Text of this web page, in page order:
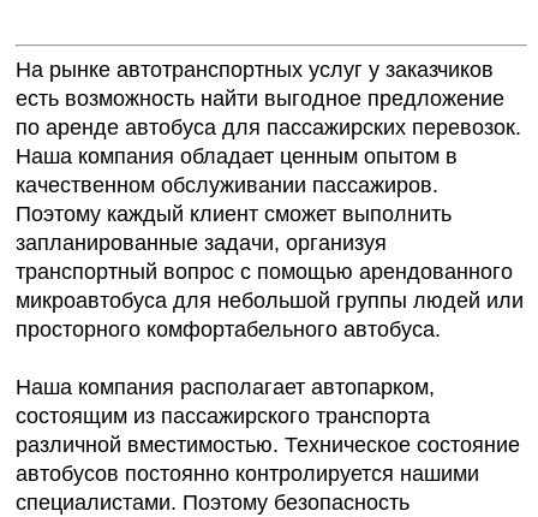
На рынке автотранспортных услуг у заказчиков
есть возможность найти выгодное предложение
по аренде автобуса для пассажирских перевозок.
Наша компания обладает ценным опытом в
качественном обслуживании пассажиров.
Поэтому каждый клиент сможет выполнить
запланированные задачи, организуя
транспортный вопрос с помощью арендованного
микроавтобуса для небольшой группы людей или
просторного комфортабельного автобуса.
Наша компания располагает автопарком,
состоящим из пассажирского транспорта
различной вместимостью. Техническое состояние
автобусов постоянно контролируется нашими
специалистами. Поэтому безопасность